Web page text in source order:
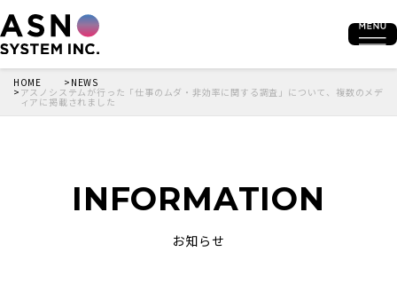
HOME NEWS
アスノシステムが行った「仕事のムダ・非効率に関する調査」について、複数のメデ
ィアに掲載されました
INFORMATION
お知らせ